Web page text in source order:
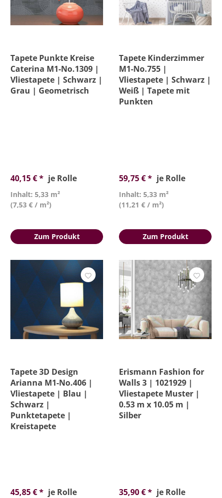
Tapete Punkte Kreise
Caterina M1-No.1309 |
Vliestapete | Schwarz |
Grau | Geometrisch
40,15 € * je Rolle
Inhalt: 5,33 m²
(7,53 € / m²)
Zum Produkt
Tapete Kinderzimmer
M1-No.755 |
Vliestapete | Schwarz |
Weiß | Tapete mit
Punkten
59,75 € * je Rolle
Inhalt: 5,33 m²
(11,21 € / m²)
Zum Produkt
Tapete 3D Design
Arianna M1-No.406 |
Vliestapete | Blau |
Schwarz |
Punktetapete |
Kreistapete
45,85 € * je Rolle
Erismann Fashion for
Walls 3 | 1021929 |
Vliestapete Muster |
0.53 m x 10.05 m |
Silber
35,90 € * je Rolle